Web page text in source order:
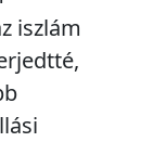
iszlám